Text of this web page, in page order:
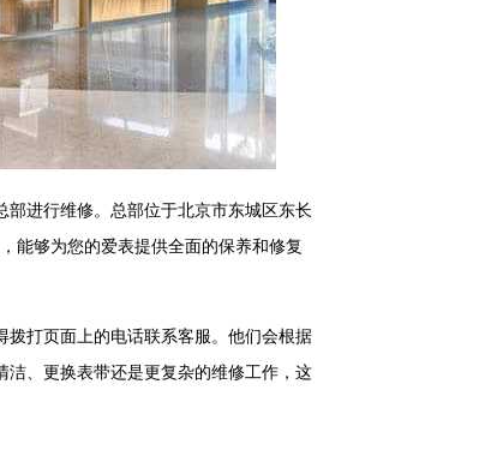
进行维修。总部位于北京市东城区东长
能够为您的爱表提供全面的保养和修复
打页面上的电话联系客服。他们会根据
、更换表带还是更复杂的维修工作，这